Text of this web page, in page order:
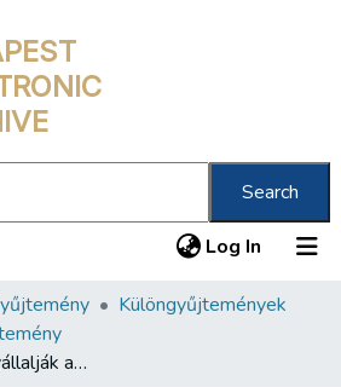
Search
Log In (current)
Különgyűjtemények
Tanulócsoportok vállalják a fák és növények gondozását